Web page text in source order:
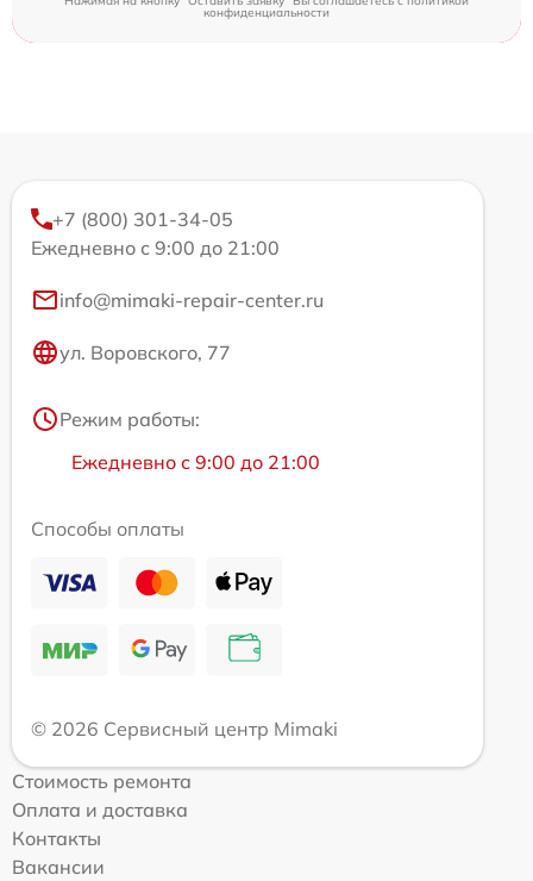
конфиденциальности
+7 (800) 301-34-05
Ежедневно с 9:00 до 21:00
info@mimaki-repair-center.ru
ул. Воровского, 77
Режим работы:
Ежедневно с 9:00 до 21:00
Способы оплаты
© 2026 Сервисный центр Mimaki
Стоимость ремонта
Оплата и доставка
Контакты
Вакансии